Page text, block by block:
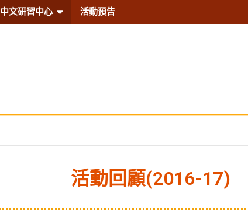
中文研習中心‎ 活動預告
活動回顧(2016-17)